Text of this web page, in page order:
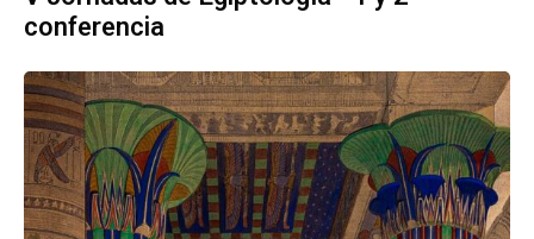
conferencia